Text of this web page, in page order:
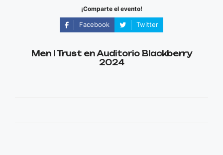
¡Comparte el evento!
Facebook Twitter
Men I Trust en Auditorio Blackberry
2024